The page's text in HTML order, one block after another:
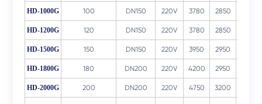
HD-1000G 100 DN150 220V 3780 2850
HD-1200G 120 DN150 220V 3780 2850
HD-1500G 150 DN150 220V 3950 2950
HD-1800G 180 DN200 220V 4200 2950
HD-2000G 200 DN200 220V 4750 3200